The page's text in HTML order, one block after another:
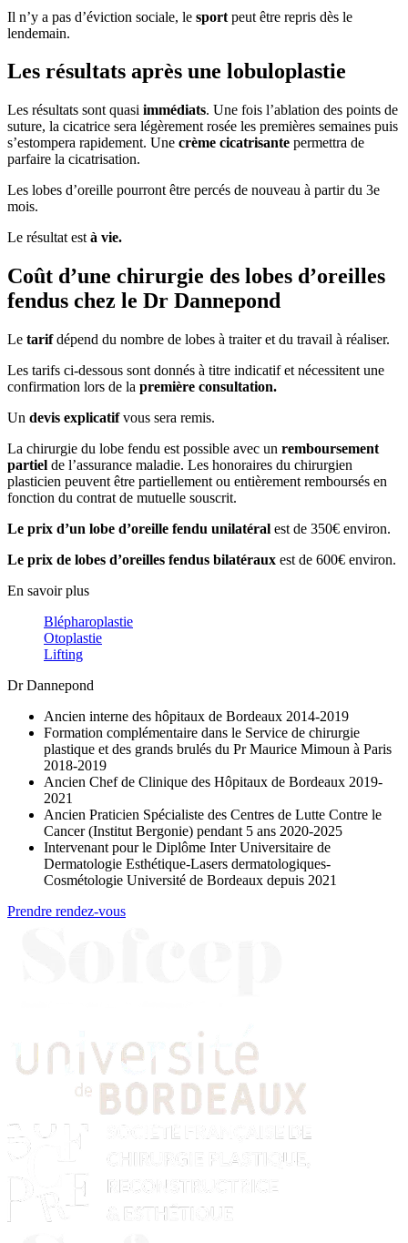
Il n’y a pas d’éviction sociale, le sport peut être repris dès le
lendemain.
Les résultats après une lobuloplastie
Les résultats sont quasi immédiats. Une fois l’ablation des points de
suture, la cicatrice sera légèrement rosée les premières semaines puis
s’estompera rapidement. Une crème cicatrisante permettra de
parfaire la cicatrisation.
Les lobes d’oreille pourront être percés de nouveau à partir du 3e
mois.
Le résultat est à vie.
Coût d’une chirurgie des lobes d’oreilles
fendus chez le Dr Dannepond
Le tarifdépend du nombre de lobes à traiter et du travail à réaliser.
Les tarifs ci-dessous sont donnés à titre indicatif et nécessitent une
confirmation lors de la première consultation.
Un devis explicatifvous sera remis.
La chirurgie du lobe fendu est possible avec un remboursement
partiel de l’assurance maladie. Les honoraires du chirurgien
plasticien peuvent être partiellement ou entièrement remboursés en
fonction du contrat de mutuelle souscrit.
Le prix d’un lobe d’oreille fendu unilatéral est de 350€ environ.
Le prix de lobes d’oreilles fendus bilatéraux est de 600€ environ.
En savoir plus
Blépharoplastie
Otoplastie
Lifting
Dr Dannepond
Ancien interne des hôpitaux de Bordeaux 2014-2019
Formation complémentaire dans le Service de chirurgie
plastique et des grands brulés du Pr Maurice Mimoun à Paris
2018-2019
Ancien Chef de Clinique des Hôpitaux de Bordeaux 2019-
2021
Ancien Praticien Spécialiste des Centres de Lutte Contre le
Cancer (Institut Bergonie) pendant 5 ans 2020-2025
Intervenant pour le Diplôme Inter Universitaire de
Dermatologie Esthétique-Lasers dermatologiques-
Cosmétologie Université de Bordeaux depuis 2021
Prendre rendez-vous